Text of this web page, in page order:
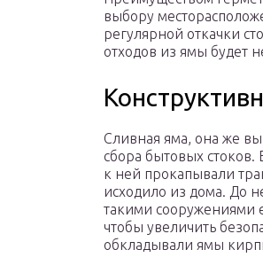
выбору
регулярной откачки
отходов из ямы будет
Сливная яма, она же
сбора бытовых
к ней прокапывали
исходило из дома. До
такими сооружениями
чтобы увеличить
обкладывали ямы